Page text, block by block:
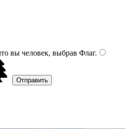
вы человек, выбрав Флаг.